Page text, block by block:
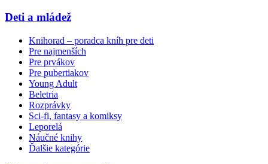
Deti a mládež
Knihorad – poradca kníh pre deti
Pre najmenších
Pre prvákov
Pre pubertiakov
Young Adult
Beletria
Rozprávky
Sci-fi, fantasy a komiksy
Leporelá
Náučné knihy
Ďalšie kategórie